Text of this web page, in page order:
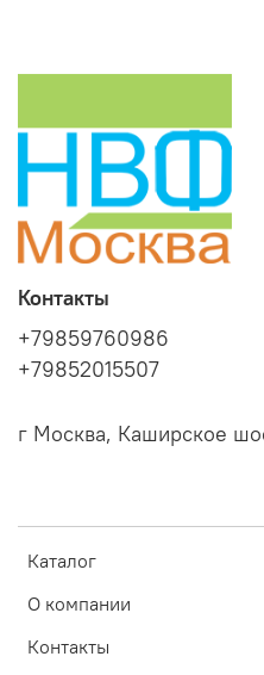
Каталог
О компании
Контакты
Контакты
+79859760986
+79852015507
г Москва, Каширское